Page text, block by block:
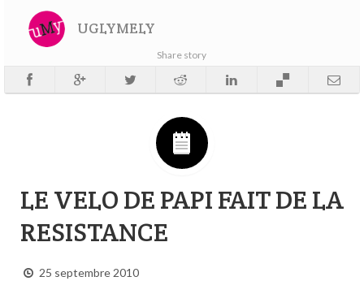
UGLYMELY
Share story
LE VELO DE PAPI FAIT DE LA
RESISTANCE
25 septembre 2010